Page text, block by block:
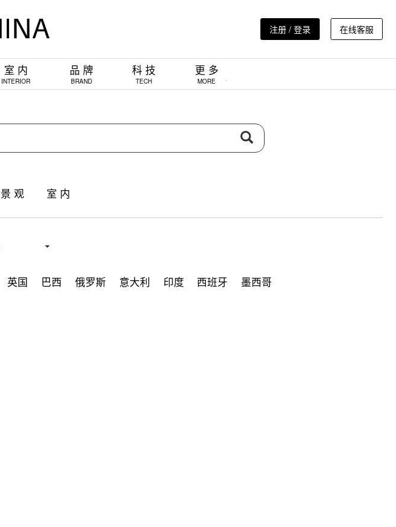
注册 / 登录 在线客服
室 内
INTERIOR
品 牌
BRAND
科 技
TECH
更 多
MORE
景 观 室 内
英国 巴西 俄罗斯 意大利 印度 西班牙 墨西哥